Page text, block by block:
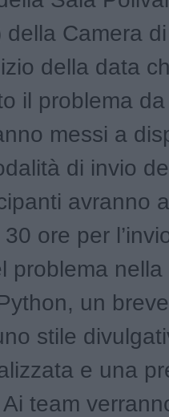
della Camera
della data
il problema
messi a
di invio
avranno a
ore per
problema
un
stile
e una
team